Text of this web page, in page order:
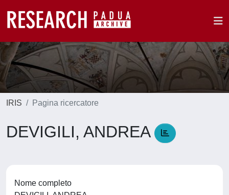
IRIS Pagina ricercatore
DEVIGILI, ANDREA
Nome completo